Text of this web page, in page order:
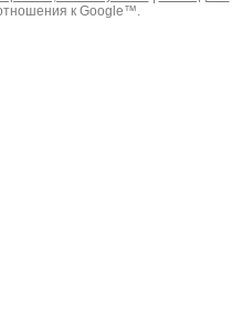
к Google™.